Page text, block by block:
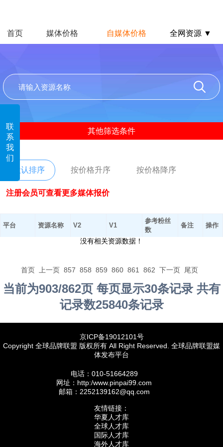
联
系
我
们
首页 媒体价格 自媒体价格 全网资源 ▼
其他筛选条件
默认排序 按价格升序 按价格降序
注册会员可查看更多媒体报价
平台 资源名称 V2 V1
参考粉丝
数
备注 操作
没有相关资源数据！
首页 上一页 857 858 859 860 861 862 下一页 尾页
当前为903/862页 每页显示30条记录 共有
记录数25840条记录
京ICP备19012101号
Copyright 全球品牌联盟 版权所有 All Right Reserved. 全球品牌联盟媒
体发布平台
电话：010-51664289
网址：http:/www.pinpai99.com
邮箱：2252139162@qq.com
友情链接：
华夏人才库
全球人才库
国际人才库
海外人才库